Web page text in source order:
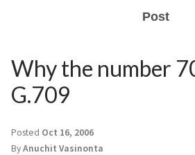
Post
Why the number
G.709
Posted Oct 16, 2006
ByAnuchit Vasinonta